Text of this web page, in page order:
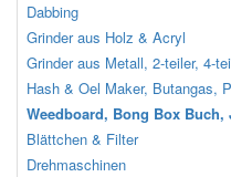
Dabbing
Grinder aus Holz & Acryl
Grinder aus Metall, 2-teiler, 4-
Hash & Oel Maker, Butangas,
Weedboard, Bong Box
Blättchen & Filter
Drehmaschinen